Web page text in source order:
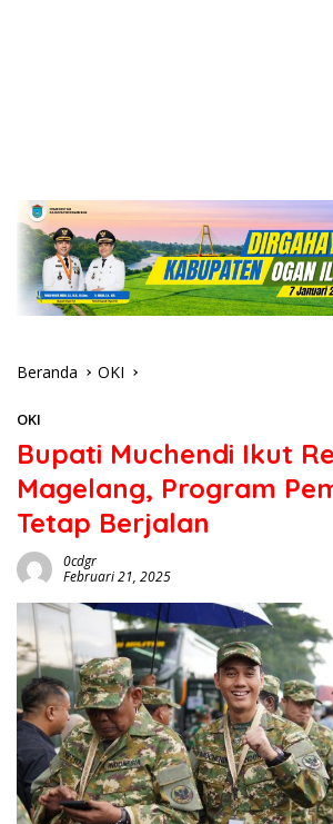
Beranda OKI
OKI
Bupati Muchendi Ikut
Magelang, Program
Tetap Berjalan
0cdgr
Februari 21, 2025